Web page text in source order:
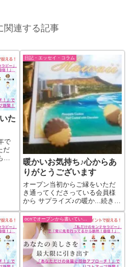
関連する記事
た
で
だ
日記・エッセイ・コラム
暖かいお気持ち♪心からあ
りがとうございます
オープン当初からご縁をいただ
き通ってくださっている会員様
から サプライズ♪の暖か...続きを
もっと見る
ocnでオープンから書いていた過去ブログ